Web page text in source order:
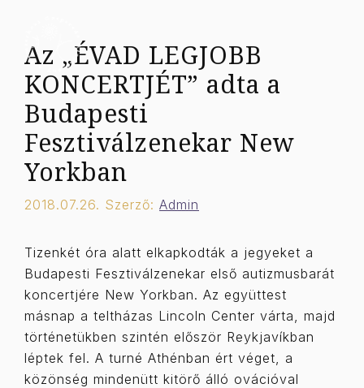
tartalomba
Az „ÉVAD LEGJOBB
KONCERTJÉT” adta a
Budapesti
Fesztiválzenekar New
Yorkban
2018.07.26. Szerző: Admin
Tizenkét óra alatt elkapkodták a jegyeket a
Budapesti Fesztiválzenekar első autizmusbarát
koncertjére New Yorkban. Az együttest
másnap a teltházas Lincoln Center várta, majd
történetükben szintén először Reykjavíkban
léptek fel. A turné Athénban ért véget, a
közönség mindenütt kitörő álló ovációval